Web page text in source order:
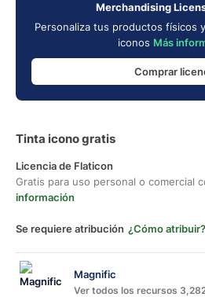
Merchandising
Personaliza tus productos físicos
iconos Más
Comprar
Tinta icono gratis
Licencia de Flaticon
Gratis para uso personal o comercial
información
Se requiere atribución ¿Cómo atribuir?
Magnific
Ver todos los recursos